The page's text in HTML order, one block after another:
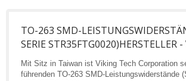
TO-263 SMD-
SERIE STR35FTG0020)HERSTELLER
Mit Sitz in Taiwan ist Viking Tech Corporation
führenden TO-263 SMD-Leistungswiderstände